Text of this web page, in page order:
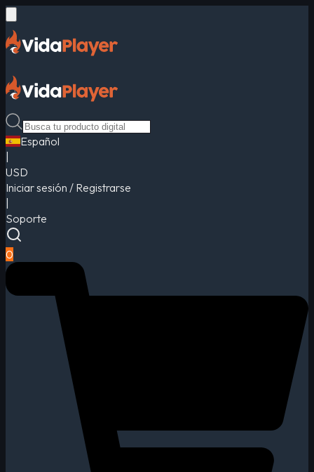
Español
USD
Iniciar sesión / Registrarse
Soporte
0